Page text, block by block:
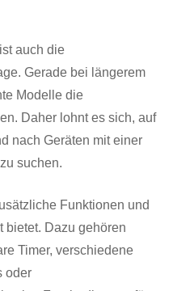
auch die
Gerade bei längerem
Modelle die
Daher lohnt es sich, auf
nach Geräten mit einer
suchen.
Funktionen und
bietet. Dazu gehören
Timer, verschiedene
oder